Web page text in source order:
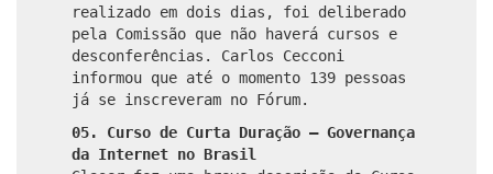
realizado em dois dias, foi deliberado
pela Comissão que não haverá cursos e
desconferências. Carlos Cecconi
informou que até o momento 139 pessoas
já se inscreveram no Fórum.
05. Curso de Curta Duração – Governança
da Internet no Brasil